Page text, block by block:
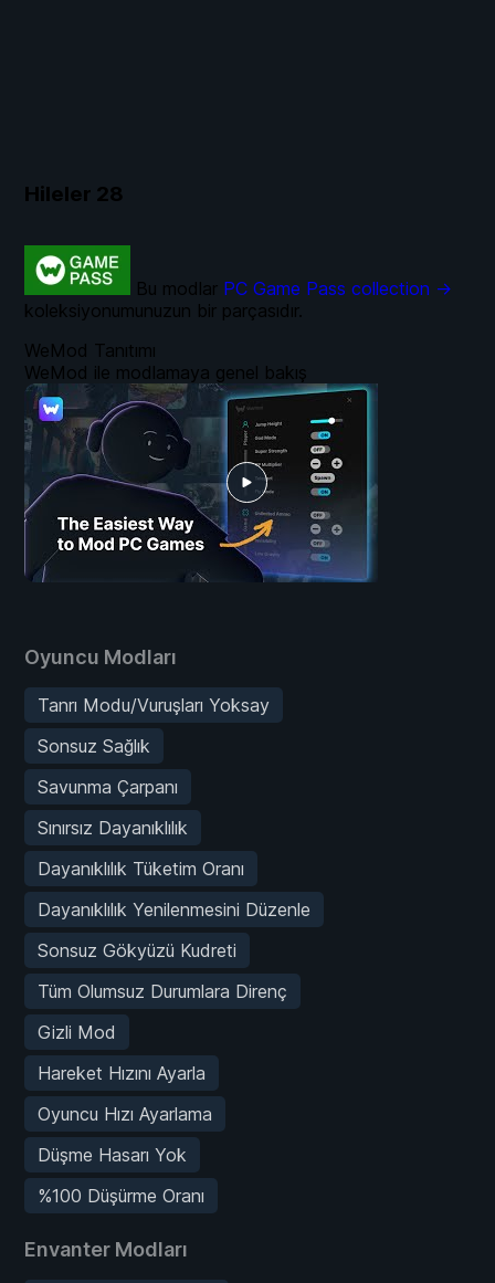
Hileler 28
Oyuncu Modları
Tanrı Modu/Vuruşları Yoksay
Sonsuz Sağlık
Savunma Çarpanı
Sınırsız Dayanıklılık
Dayanıklılık Tüketim Oranı
Dayanıklılık Yenilenmesini Düzenle
Sonsuz Gökyüzü Kudreti
Tüm Olumsuz Durumlara Direnç
Gizli Mod
Hareket Hızını Ayarla
Oyuncu Hızı Ayarlama
Düşme Hasarı Yok
%100 Düşürme Oranı
Envanter Modları
WeMod Tanıtımı
WeMod ile modlamaya genel bakış
Bu modlar PC Game Pass collection →
koleksiyonumunuzun bir parçasıdır.